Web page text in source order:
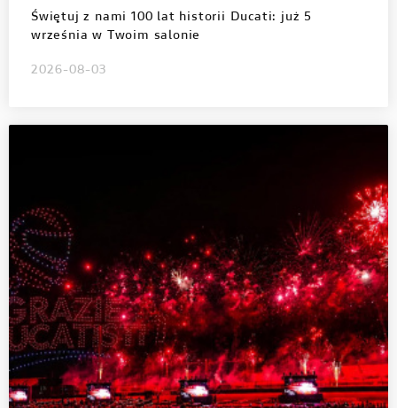
Świętuj z nami 100 lat historii Ducati: już 5
września w Twoim salonie
2026-08-03